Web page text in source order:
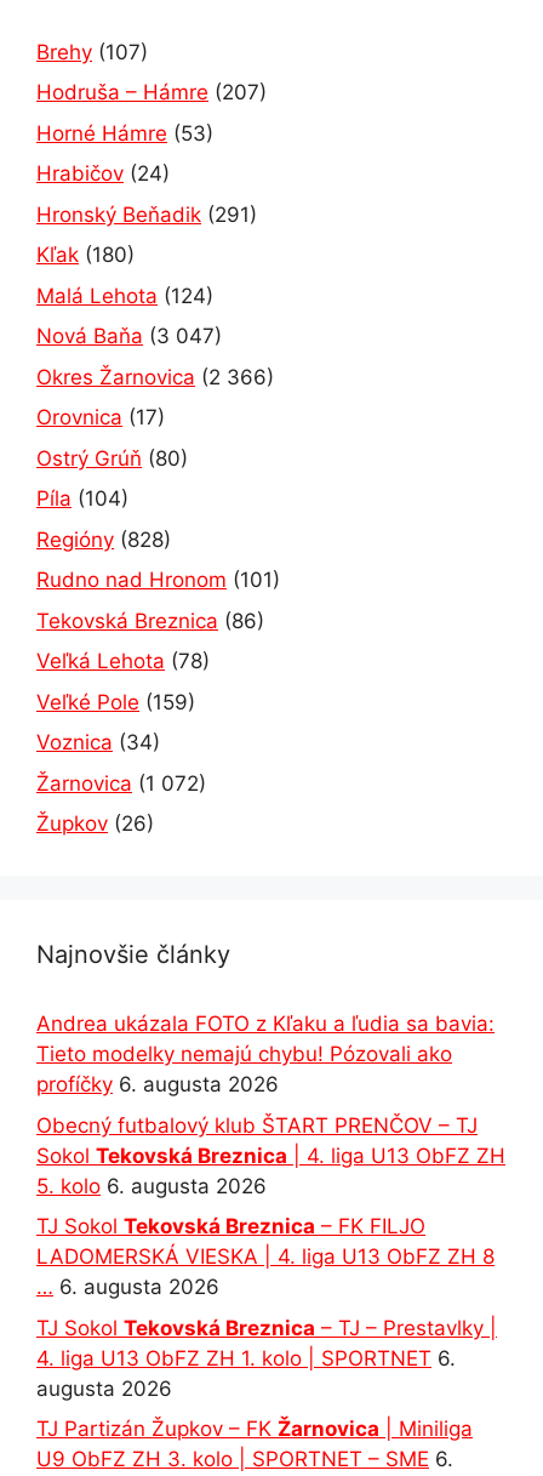
Brehy (107)
Hodruša – Hámre (207)
Horné Hámre (53)
Hrabičov (24)
Hronský Beňadik (291)
Kľak (180)
Malá Lehota (124)
Nová Baňa (3 047)
Okres Žarnovica (2 366)
Orovnica (17)
Ostrý Grúň (80)
Píla (104)
Regióny (828)
Rudno nad Hronom (101)
Tekovská Breznica (86)
Veľká Lehota (78)
Veľké Pole (159)
Voznica (34)
Žarnovica (1 072)
Župkov (26)
Najnovšie články
Andrea ukázala FOTO z Kľaku a ľudia sa bavia:
Tieto modelky nemajú chybu! Pózovali ako
profíčky 6. augusta 2026
Obecný futbalový klub ŠTART PRENČOV – TJ
Sokol Tekovská Breznica | 4. liga U13 ObFZ ZH
5. kolo 6. augusta 2026
TJ Sokol Tekovská Breznica – FK FILJO
LADOMERSKÁ VIESKA | 4. liga U13 ObFZ ZH 8
… 6. augusta 2026
TJ Sokol Tekovská Breznica – TJ – Prestavlky |
4. liga U13 ObFZ ZH 1. kolo | SPORTNET 6.
augusta 2026
TJ Partizán Župkov – FK Žarnovica | Miniliga
U9 ObFZ ZH 3. kolo | SPORTNET – SME 6.